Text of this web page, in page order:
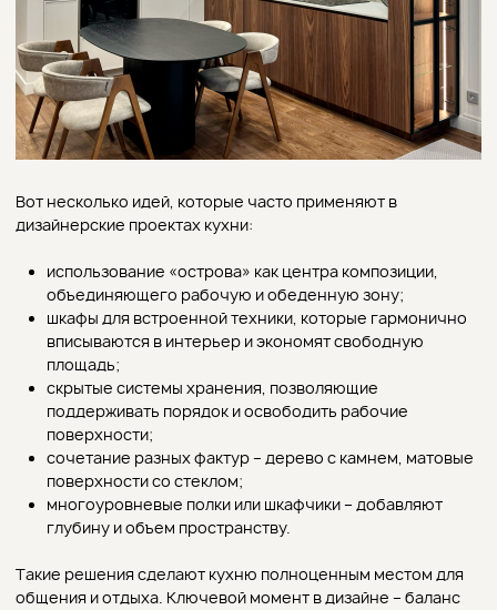
Выгода сотрудничества с
Selfstyle
При выборе гарнитура важно учитывать размеры
помещения, стиль интерьера и привычки пользователей.
Небольшая кухня требует компактных решений, а
просторное помещение открывает больше возможностей
для экспериментов с формами и планировкой.
Чтобы дизайнерские проекты кухни были максимально
эффективными, стоит заранее определиться со
следующими моментами:
особенности внутренней конструкции элементов
гарнитура.
которая будет радовать внешним видом и удобством
использования долгие годы.
В нашей компании работают профессионалы, которые
способны создать уникальный проект кухни. Мы
предлагаем полный спектр услуг – от разработки
концепции и создания 3D-макета для лучшей визуализации
до финальной сборки и отделки. Заказчику не придется
искать разных подрядчиков и контролировать процесс
самостоятельно.